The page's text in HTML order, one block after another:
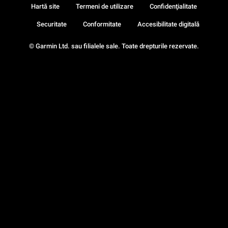
© Garmin Ltd. sau filialele sale. Toate drepturile rezervate.
Hartă site Termeni de utilizare Confidenţialitate
Securitate Conformitate Accesibilitate digitală